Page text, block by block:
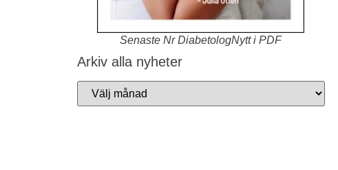
Senaste Nr DiabetologNytt i PDF
Arkiv alla nyheter